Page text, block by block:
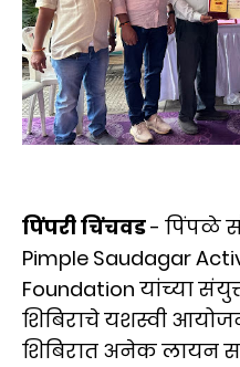
पिंपरी चिंचवड- पिंपळे
Pimple Saudagar
Foundation यांच्या
शिबिराचे यशस्वी
शिबिरात अनेक लायन